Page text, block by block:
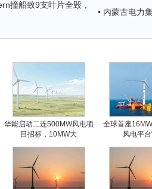
撞船致9支叶片全毁，
• 内蒙古电力
华能启动二连500MW风电项
目招标，10MW大
全球首座
风电平